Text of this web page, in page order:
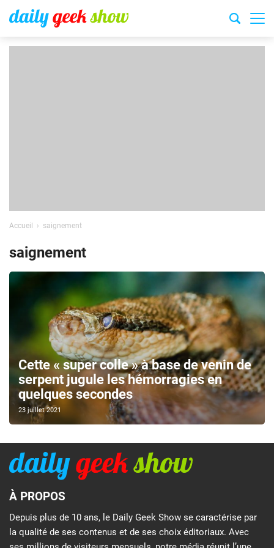
Accueil saignement
saignement
Cette « super colle » à base de venin de
serpent jugule les hémorragies en
quelques secondes
23 juillet 2021
À PROPOS
Depuis plus de 10 ans, le Daily Geek Show se caractérise par
la qualité de ses contenus et de ses choix éditoriaux. Avec